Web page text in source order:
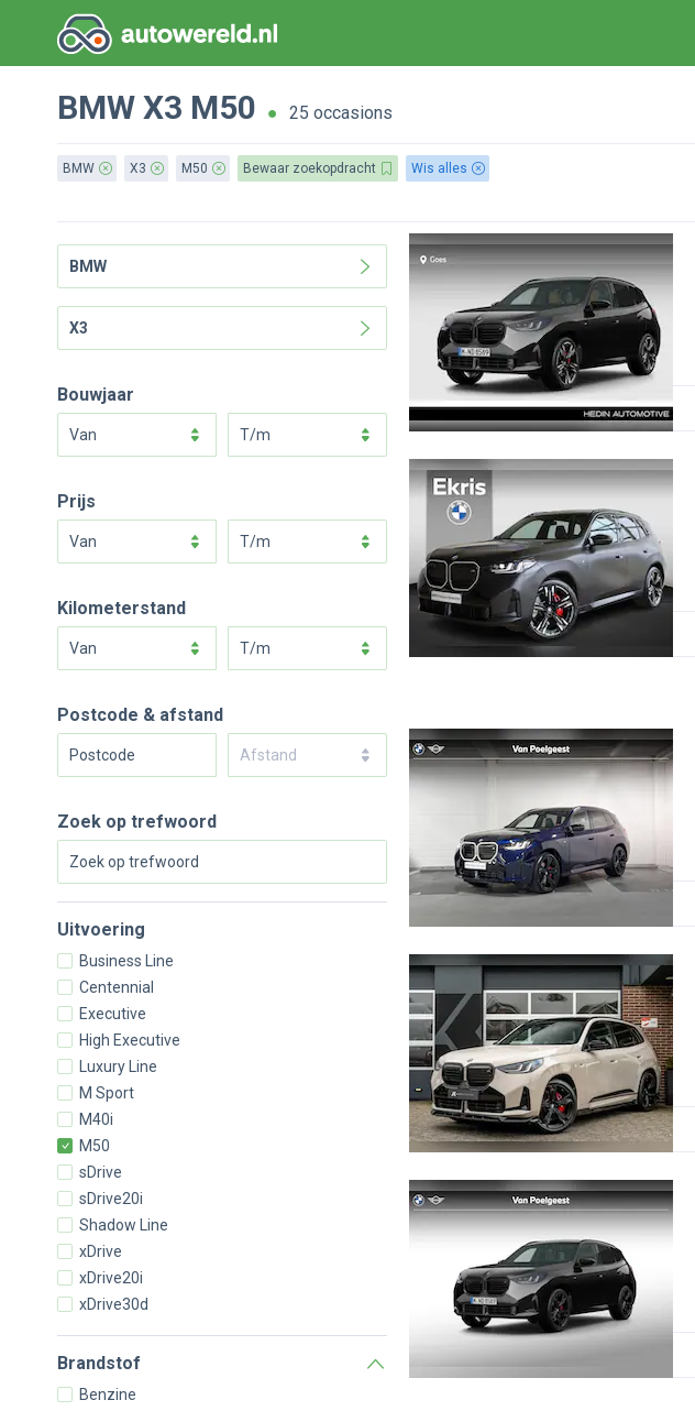
BMW X3 M50 25 occasions
BMW X3 M50 Bewaar zoekopdracht Wis alles
BMW
X3
Bouwjaar
van t/m
Prijs
van t/m
Kilometerstand
van t/m
Postcode & afstand
Afstand
Zoek op trefwoord
Uitvoering
Business Line
Centennial
Executive
High Executive
Luxury Line
M Sport
M40i
M50
sDrive
sDrive20i
Shadow Line
xDrive
xDrive20i
xDrive30d
Brandstof
Benzine